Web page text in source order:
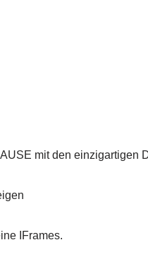
mit den einzigartigen
IFrames.